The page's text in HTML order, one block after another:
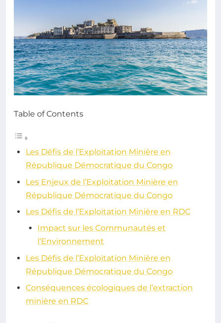
Table of Contents
Les Défis de l’Exploitation Minière en
République Démocratique du Congo
Les Enjeux de l’Exploitation Minière en
République Démocratique du Congo
Les Défis de l’Exploitation Minière en RDC
Impact sur les Communautés et
l’Environnement
Les Défis de l’Exploitation Minière en
République Démocratique du Congo
Conséquences écologiques de l’extraction
minière en RDC